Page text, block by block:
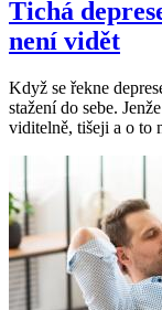
Tichá
není vidět
Když se řekne
stažení do sebe.
viditelně, tišeji a o to